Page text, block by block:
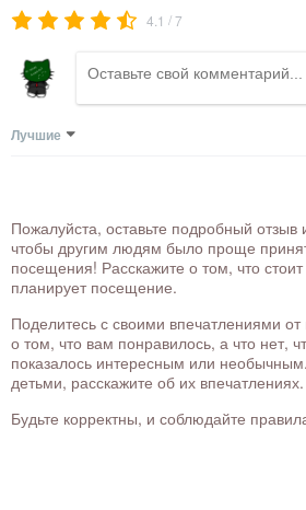
4.1 /7
Лучшие
Пожалуйста, оставьте подробный
чтобы другим людям было проще
посещения! Расскажите о том, что стоит
планирует посещение.
Поделитесь с своими впечатлениями
о том, что вам понравилось, а что нет,
показалось интересным или
детьми, расскажите об их впечатлениях.
Будьте корректны, и соблюдайте